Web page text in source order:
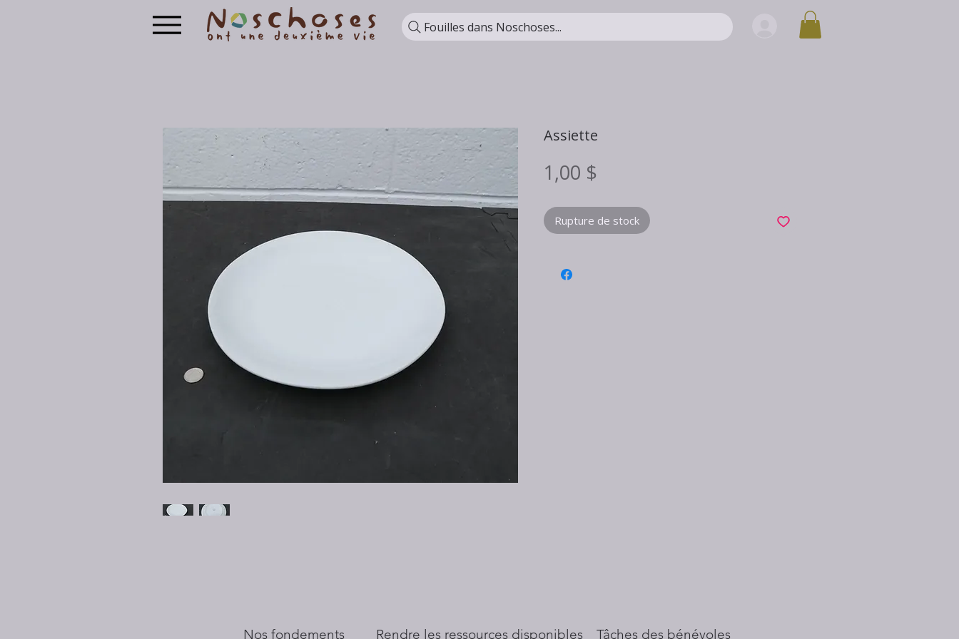
Fouilles dans Noschoses...
Assiette
1,00 $
Rupture de stock
Nos fondements
​Rendre les ressources disponibles
Tâches des bénévoles